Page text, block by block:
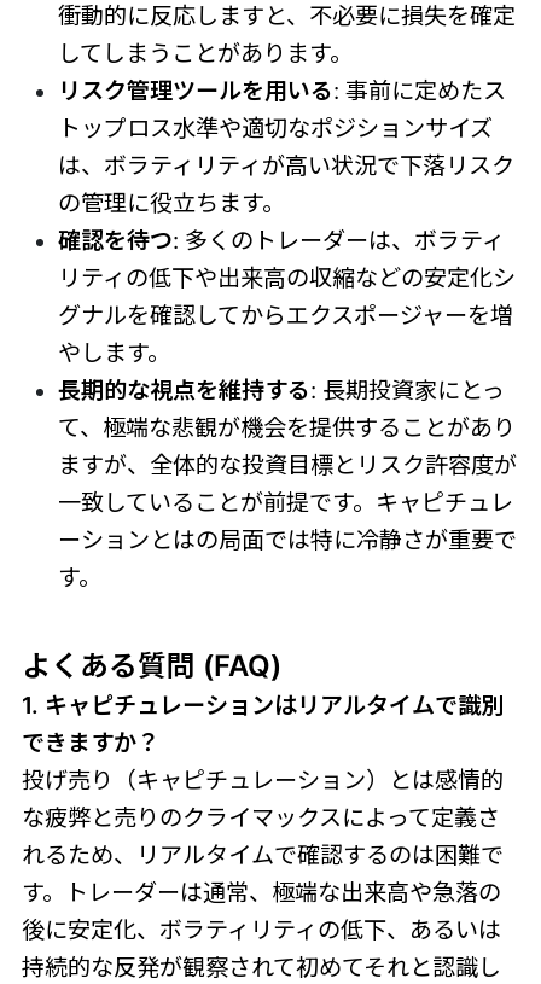
衝動的に反応しますと、不必要に損失を確定
してしまうことがあります。
リスク管理ツールを用いる: 事前に定めたス
トップロス水準や適切なポジションサイズ
は、ボラティリティが高い状況で下落リスク
の管理に役立ちます。
確認を待つ: 多くのトレーダーは、ボラティ
リティの低下や出来高の収縮などの安定化シ
グナルを確認してからエクスポージャーを増
やします。
長期的な視点を維持する: 長期投資家にとっ
て、極端な悲観が機会を提供することがあり
ますが、全体的な投資目標とリスク許容度が
一致していることが前提です。キャピチュレ
ーションとはの局面では特に冷静さが重要で
す。
よくある質問 (FAQ)
1. キャピチュレーションはリアルタイムで識別
できますか？
投げ売り（キャピチュレーション）とは感情的
な疲弊と売りのクライマックスによって定義さ
れるため、リアルタイムで確認するのは困難で
す。トレーダーは通常、極端な出来高や急落の
後に安定化、ボラティリティの低下、あるいは
持続的な反発が観察されて初めてそれと認識し